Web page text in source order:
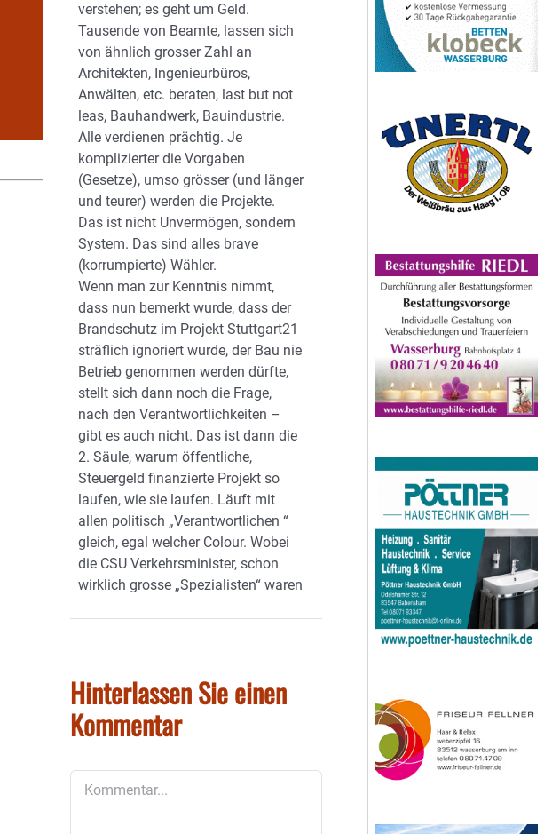
verstehen; es geht um Geld.
Tausende von Beamte, lassen sich
von ähnlich grosser Zahl an
Architekten, Ingenieurbüros,
Anwälten, etc. beraten, last but not
leas, Bauhandwerk, Bauindustrie.
Alle verdienen prächtig. Je
komplizierter die Vorgaben
(Gesetze), umso grösser (und länger
und teurer) werden die Projekte.
Das ist nicht Unvermögen, sondern
System. Das sind alles brave
(korrumpierte) Wähler.
Wenn man zur Kenntnis nimmt,
dass nun bemerkt wurde, dass der
Brandschutz im Projekt Stuttgart21
sträflich ignoriert wurde, der Bau nie
Betrieb genommen werden dürfte,
stellt sich dann noch die Frage,
nach den Verantwortlichkeiten –
gibt es auch nicht. Das ist dann die
2. Säule, warum öffentliche,
Steuergeld finanzierte Projekt so
laufen, wie sie laufen. Läuft mit
allen politisch „Verantwortlichen “
gleich, egal welcher Colour. Wobei
die CSU Verkehrsminister, schon
wirklich grosse „Spezialisten“ waren
Hinterlassen Sie einen
Kommentar